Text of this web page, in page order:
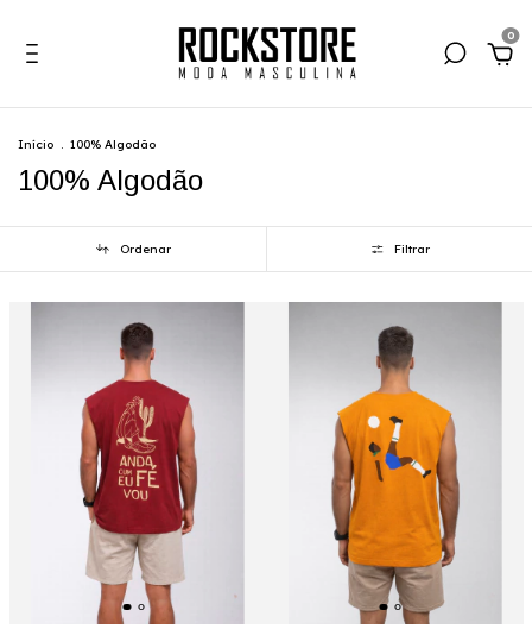
0
Início . 100% Algodão
100% Algodão
Ordenar Filtrar